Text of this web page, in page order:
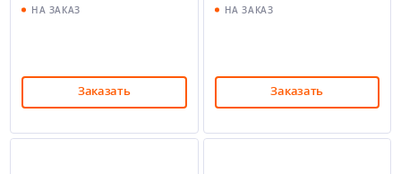
НА ЗАКАЗ
Заказать
НА ЗАКАЗ
Заказать